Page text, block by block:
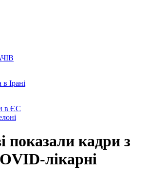
Ірані
в ЄС
показали кадри з
лікарні